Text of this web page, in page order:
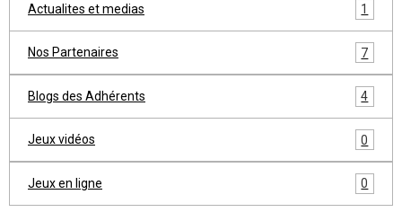
Actualites et medias 1
Nos Partenaires 7
Blogs des Adhérents 4
Jeux vidéos 0
Jeux en ligne 0